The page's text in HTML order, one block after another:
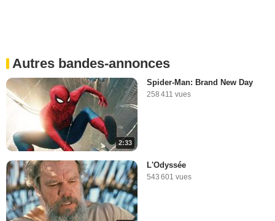
Autres bandes-annonces
2:33
Spider-Man: Brand New Day
258 411 vues
L'Odyssée
543 601 vues